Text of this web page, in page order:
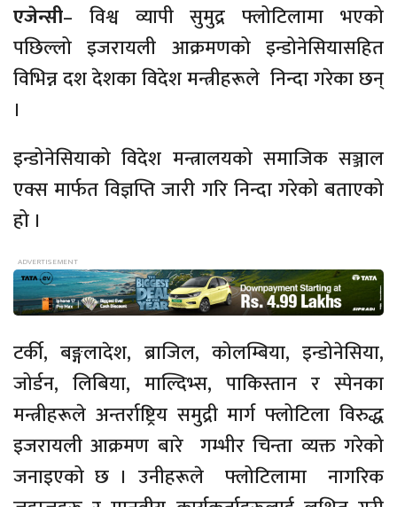
एजेन्सी– विश्व व्यापी सुमुद्र फ्लोटिलामा भएको
पछिल्लो इजरायली आक्रमणको इन्डोनेसियासहित
विभिन्न दश देशका विदेश मन्त्रीहरूले निन्दा गरेका छन्
।
इन्डोनेसियाको विदेश मन्त्रालयको समाजिक सञ्जाल
एक्स मार्फत विज्ञप्ति जारी गरि निन्दा गरेको बताएको
हो ।
टर्की, बङ्गलादेश, ब्राजिल, कोलम्बिया, इन्डोनेसिया,
जोर्डन, लिबिया, माल्दिभ्स, पाकिस्तान र स्पेनका
मन्त्रीहरूले अन्तर्राष्ट्रिय समुद्री मार्ग फ्लोटिला विरुद्ध
इजरायली आक्रमण बारे गम्भीर चिन्ता व्यक्त गरेको
जनाइएको छ । उनीहरूले फ्लोटिलामा नागरिक